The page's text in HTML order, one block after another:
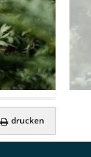
drucken